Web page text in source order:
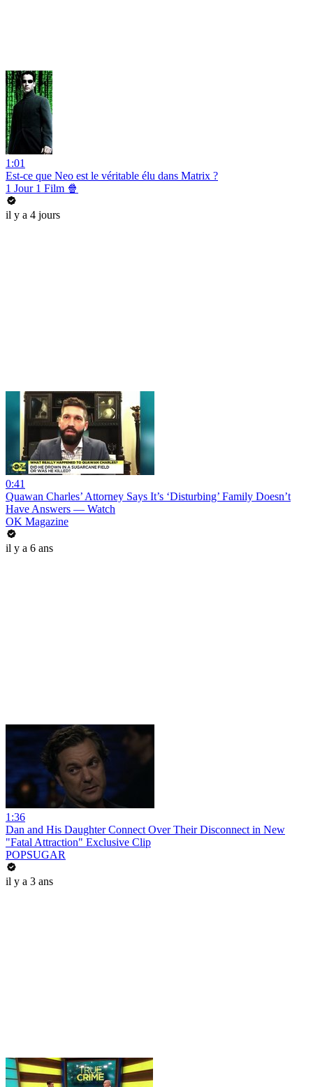
1:01
Est-ce que Neo est le véritable élu dans Matrix ?
1 Jour 1 Film 🍿
il y a 4 jours
0:41
Quawan Charles’ Attorney Says It’s ‘Disturbing’ Family Doesn’t
Have Answers — Watch
OK Magazine
il y a 6 ans
1:36
Dan and His Daughter Connect Over Their Disconnect in New
"Fatal Attraction" Exclusive Clip
POPSUGAR
il y a 3 ans